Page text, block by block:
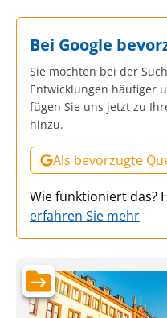
Bei Google
Sie möchten bei der
Entwicklungen häufiger
fügen Sie uns jetzt zu
hinzu.
Als bevorzugte
Wie funktioniert das?
erfahren Sie mehr